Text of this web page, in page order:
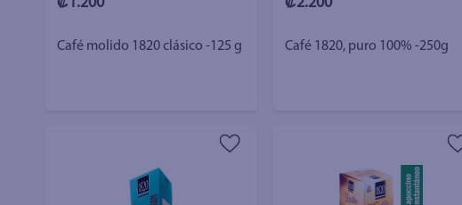
Café molido 1820 clásico -125 g Café 1820, puro 100% -250g